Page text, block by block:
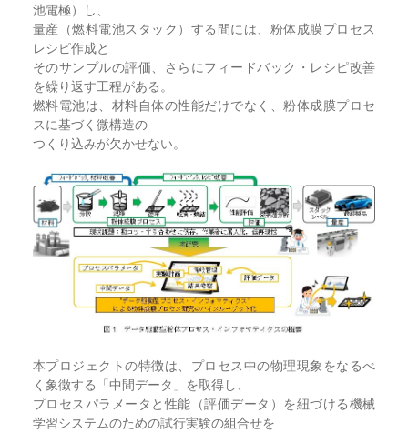
池電極）し、
量産（燃料電池スタック）する間には、粉体成膜プロセス
レシピ作成と
そのサンプルの評価、さらにフィードバック・レシピ改善
を繰り返す工程がある。
燃料電池は、材料自体の性能だけでなく、粉体成膜プロセ
スに基づく微構造の
つくり込みが欠かせない。
本プロジェクトの特徴は、プロセス中の物理現象をなるべ
く象徴する「中間データ」を取得し、
プロセスパラメータと性能（評価データ）を紐づける機械
学習システムのための試行実験の組合せを